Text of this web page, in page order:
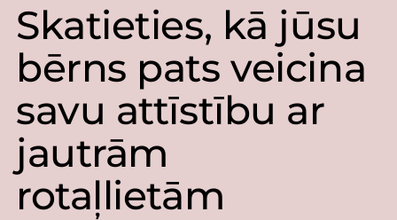
Skatieties, kā jūsu
bērns pats veicina
savu attīstību ar
jautrām
rotaļlietām